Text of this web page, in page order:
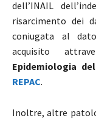
dell’INAIL
risarcimento dei
coniugata al
acquisito
Epidemiologia
REPAC.
Inoltre, altre